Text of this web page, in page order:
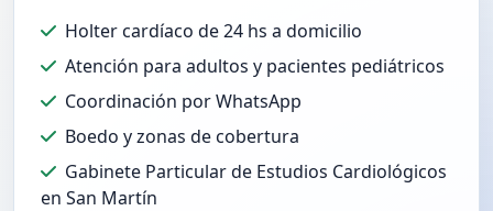
Holter cardíaco de 24 hs a domicilio
Atención para adultos y pacientes pediátricos
Coordinación por WhatsApp
Boedo y zonas de cobertura
Gabinete Particular de Estudios Cardiológicos
en San Martín